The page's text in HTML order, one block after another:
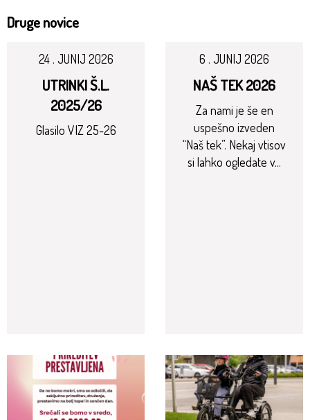
Druge novice
24 . JUNIJ 2026
UTRINKI Š.L.
2025/26
Glasilo VIZ 25-26
6 . JUNIJ 2026
NAŠ TEK 2026
Za nami je še en
uspešno izveden
“Naš tek”. Nekaj vtisov
si lahko ogledate v...